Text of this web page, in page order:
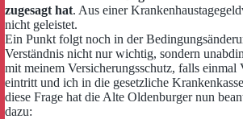
zugesagt hat. Aus einer
nicht geleistet.
Ein Punkt folgt noch in der
Verständnis nicht nur wichtig, sondern
mit meinem Versicherungsschutz, falls einmal
eintritt und ich in die gesetzliche
diese Frage hat die Alte Oldenburger nun
dazu: